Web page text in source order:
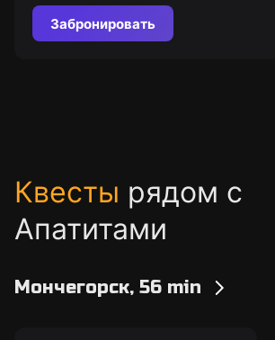
Забронировать
Квесты рядом с
Апатитами
Мончегорск, 56 min